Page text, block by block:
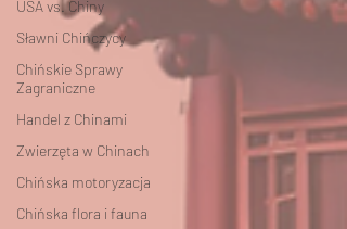
USA vs. Chiny
Sławni Chińczycy
Chińskie Sprawy
Zagraniczne
Handel z Chinami
Zwierzęta w Chinach
Chińska motoryzacja
Chińska flora i fauna